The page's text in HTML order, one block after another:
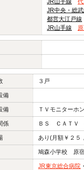
JR山手線
JR中央・総
都営大江戸線
JR山手線
３戸
備
備 ＴＶモニターホ
係 ＢＳ ＣＡＴＶ
あり(月額￥２５
鳩森小学校 原
JR東京総合病院 ・